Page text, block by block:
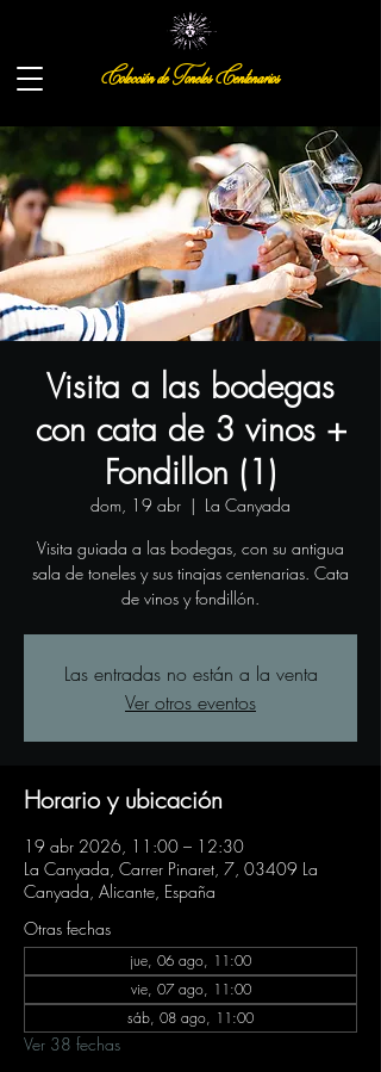
Colección de Toneles Centenarios
Visita a las bodegas
con cata de 3 vinos +
Fondillon (1)
dom, 19 abr
  |
La Canyada
Visita guiada a las bodegas, con su antigua
sala de toneles y sus tinajas centenarias. Cata
de vinos y fondillón.
Las entradas no están a la venta
Ver otros eventos
Horario y ubicación
19 abr 2026, 11:00 – 12:30
La Canyada, Carrer Pinaret, 7, 03409 La
Canyada, Alicante, España
Otras fechas
jue, 06 ago, 11:00
vie, 07 ago, 11:00
sáb, 08 ago, 11:00
Ver 38 fechas